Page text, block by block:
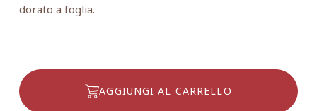
dorato a foglia.
AGGIUNGI AL CARRELLO